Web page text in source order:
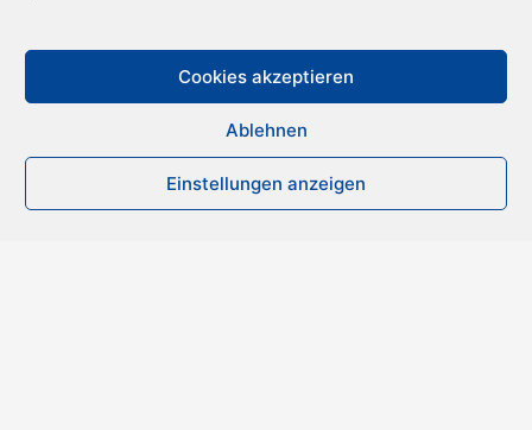
Cookies akzeptieren
Ablehnen
Einstellungen anzeigen